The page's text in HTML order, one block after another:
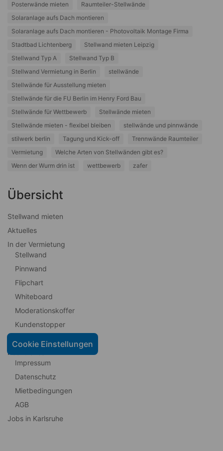
Cookie Einstellungen
Posterwände mieten
Raumteiler-Stellwände
Solaranlage aufs Dach montieren
Solaranlage aufs Dach montieren - Photovoltaik Montage Firma
Stadtbad Lichtenberg
Stellwand mieten Leipzig
Stellwand Typ A
Stellwand Typ B
Stellwand Vermietung in Berlin
stellwände
Stellwände für Ausstellung mieten
Stellwände für die FU Berlin im Henry Ford Bau
Stellwände für Wettbewerb
Stellwände mieten
Stellwände mieten - flexibel bleiben
stellwände und pinnwände
stilwerk berlin
Tagung und Kick-off
Trennwände Raumteiler
Vermietung
Welche Arten von Stellwänden gibt es?
Wenn der Wurm drin ist
wettbewerb zafer
Übersicht
Stellwand mieten
Aktuelles
In der Vermietung
Stellwand
Pinnwand
Flipchart
Whiteboard
Moderationskoffer
Kundenstopper
Rechtliches
Impressum
Datenschutz
Mietbedingungen
AGB
Jobs in Karlsruhe